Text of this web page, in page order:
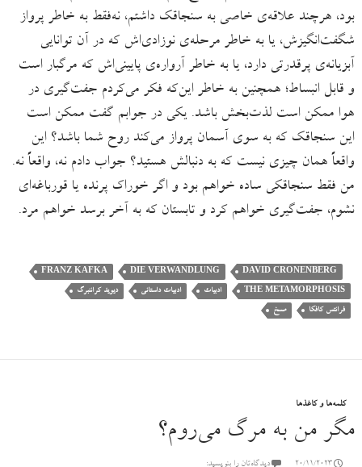
بود، هرچند علاقه‌ی خاصی به سنجاقک داشتم، نه‌فقط به خاطر پرواز
شگفت‌انگیزش، یا به خاطر مرحله‌‌‌ی نوزادی‌اش که در آن توانایی
آبزیانه‌ی پرقدرتی دارد، یا به خاطر آرواره‌ی پایینی‌اش که مرگبار است
و قابل انبساط؛ همچنین به خاطر این‌که فکر می‌کردم جفت‌گیری در
هوا ممکن است لذت‌بخش باشد. یکی در جوابم گفت ممکن است
این سنجاقک که به سوی آسمان پرواز می‌کند روح شما باشد؟ این
واقعاً همان چیزی نیست که به دنبالش هستید؟ جواب دادم نه، واقعاً نه.
من فقط سنجاقکی ساده خواهم بود و اگر خوراک پرنده یا قورباغه‌ای
نشوم، جفت‌گیری خواهم کرد و تابستان که به آخر برسد خواهم مرد.
DAVID CRONENBERG
DIE VERWANDLUNG
FRANZ KAFKA
THE METAMORPHOSIS ادبیات ادبیات داستانی دیوید کراننبرگ
فرانتس کافکا مسخ
کلمه‌ها و کاغذها
مگر من به مرگ می‌روم؟
20/11/2023 دیدگاه‌تان را بنویسید: